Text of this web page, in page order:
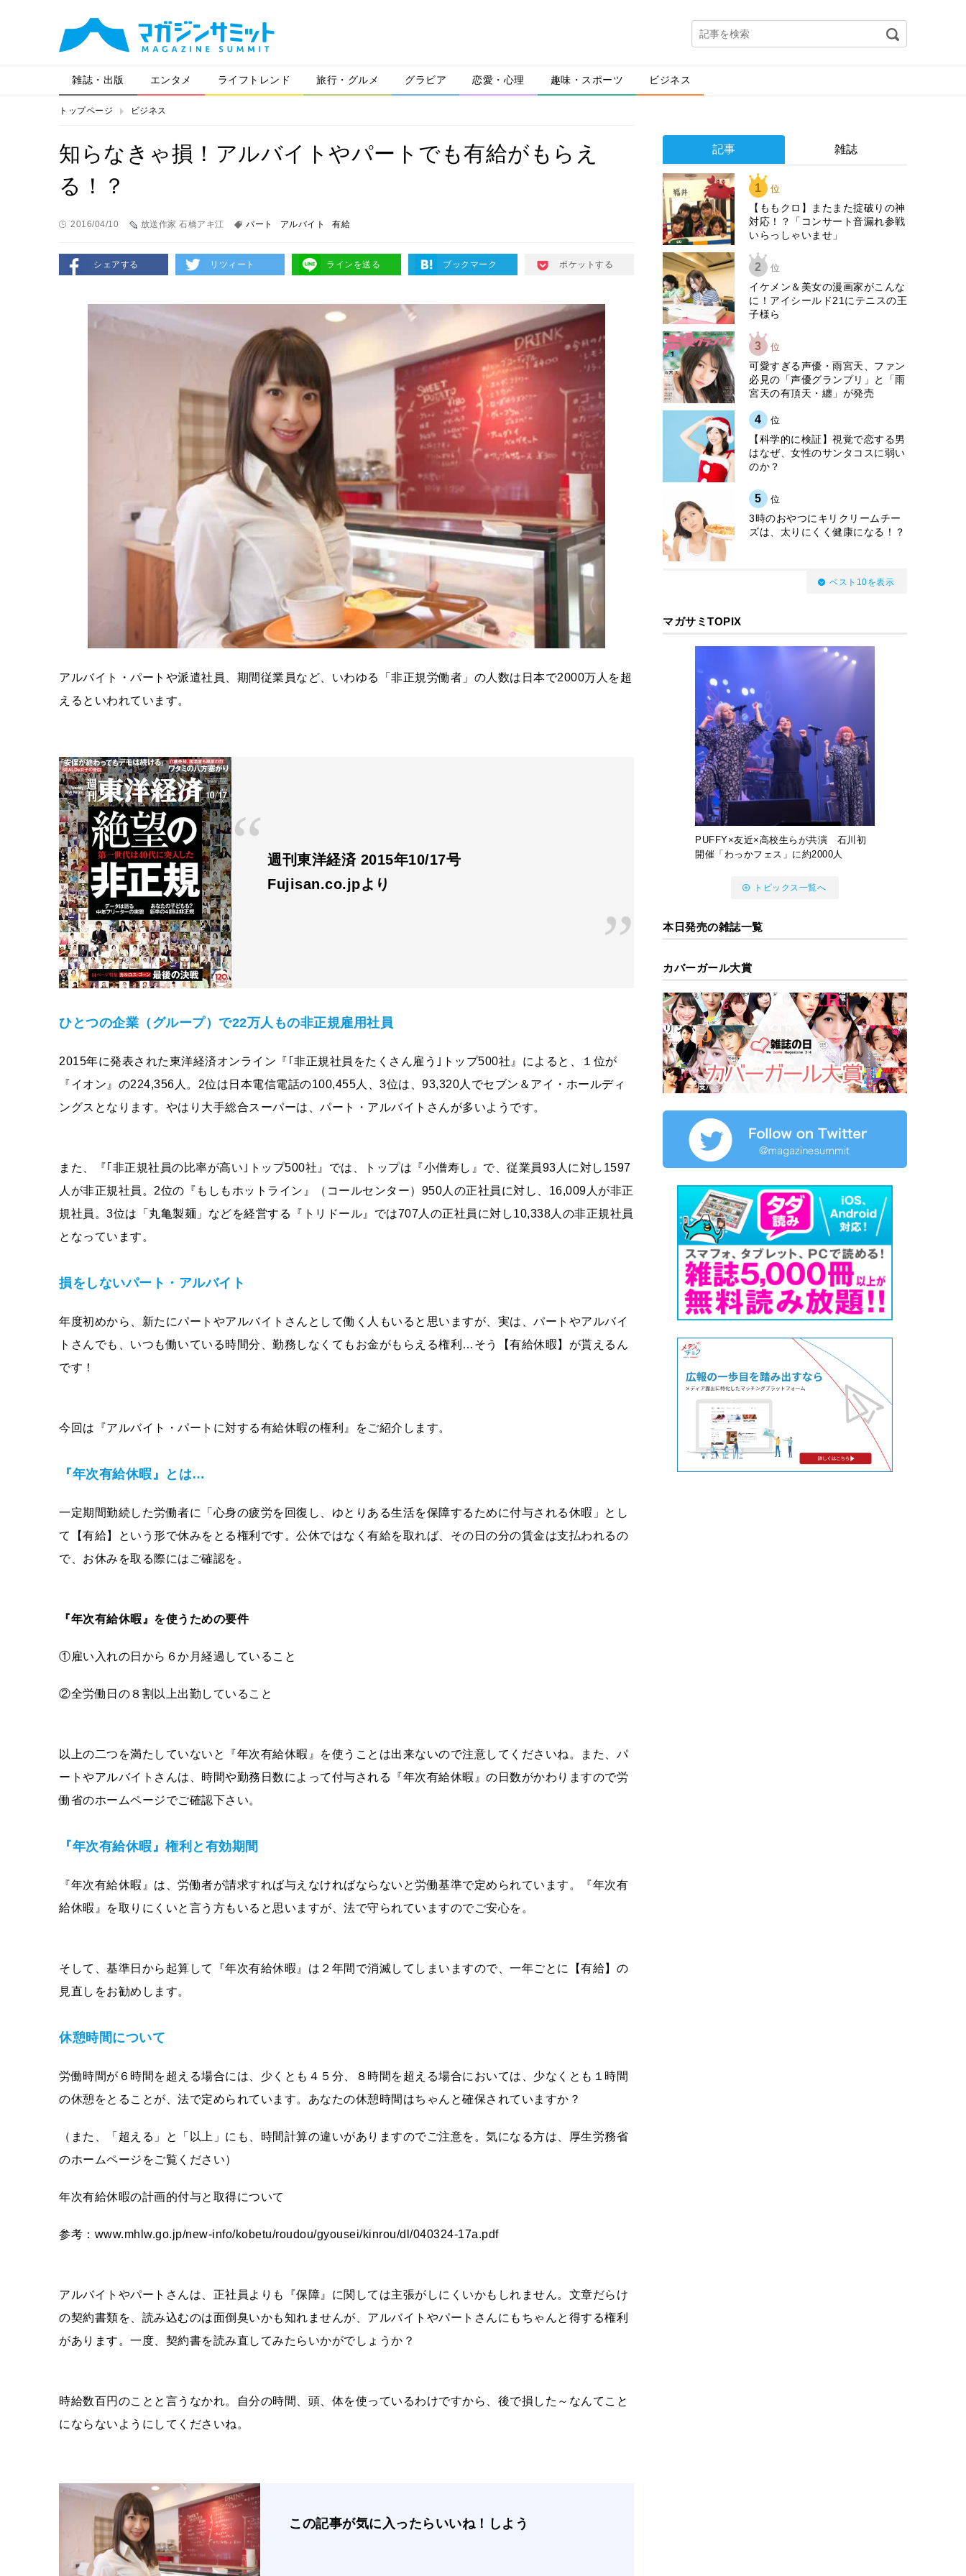
雑誌・出版 エンタメ ライフトレンド 旅行・グルメ グラビア 恋愛・心理 趣味・スポーツ ビジネス
トップページ ビジネス
知らなきゃ損！アルバイトやパートでも有給がもらえ
る！？
2016/04/10 放送作家 石橋アキ江 パート アルバイト 有給
シェアする リツィート ラインを送る ブックマーク ポケットする
アルバイト・パートや派遣社員、期間従業員など、いわゆる「非正規労働者」の人数は日本で2000万人を超
えるといわれています。
週刊東洋経済 2015年10/17号
Fujisan.co.jpより
ひとつの企業（グループ）で22万人もの非正規雇用社員
2015年に発表された東洋経済オンライン『｢非正規社員をたくさん雇う｣トップ500社』によると、１位が
『イオン』の224,356人。2位は日本電信電話の100,455人、3位は、93,320人でセブン＆アイ・ホールディ
ングスとなります。やはり大手総合スーパーは、パート・アルバイトさんが多いようです。
また、『｢非正規社員の比率が高い｣トップ500社』では、トップは『小僧寿し』で、従業員93人に対し1597
人が非正規社員。2位の『もしもホットライン』（コールセンター）950人の正社員に対し、16,009人が非正
規社員。3位は「丸亀製麺」などを経営する『トリドール』では707人の正社員に対し10,338人の非正規社員
となっています。
損をしないパート・アルバイト
年度初めから、新たにパートやアルバイトさんとして働く人もいると思いますが、実は、パートやアルバイ
トさんでも、いつも働いている時間分、勤務しなくてもお金がもらえる権利…そう【有給休暇】が貰えるん
です！
今回は『アルバイト・パートに対する有給休暇の権利』をご紹介します。
『年次有給休暇』とは…
一定期間勤続した労働者に「心身の疲労を回復し、ゆとりある生活を保障するために付与される休暇」とし
て【有給】という形で休みをとる権利です。公休ではなく有給を取れば、その日の分の賃金は支払われるの
で、お休みを取る際にはご確認を。
『年次有給休暇』を使うための要件
①雇い入れの日から６か月経過していること
②全労働日の８割以上出勤していること
以上の二つを満たしていないと『年次有給休暇』を使うことは出来ないので注意してくださいね。また、パ
ートやアルバイトさんは、時間や勤務日数によって付与される『年次有給休暇』の日数がかわりますので労
働省のホームページでご確認下さい。
『年次有給休暇』権利と有効期間
『年次有給休暇』は、労働者が請求すれば与えなければならないと労働基準で定められています。『年次有
給休暇』を取りにくいと言う方もいると思いますが、法で守られていますのでご安心を。
そして、基準日から起算して『年次有給休暇』は２年間で消滅してしまいますので、一年ごとに【有給】の
見直しをお勧めします。
休憩時間について
労働時間が６時間を超える場合には、少くとも４５分、８時間を超える場合においては、少なくとも１時間
の休憩をとることが、法で定められています。あなたの休憩時間はちゃんと確保されていますか？
（また、「超える」と「以上」にも、時間計算の違いがありますのでご注意を。気になる方は、厚生労務省
のホームページをご覧ください）
年次有給休暇の計画的付与と取得について
参考：www.mhlw.go.jp/new-info/kobetu/roudou/gyousei/kinrou/dl/040324-17a.pdf
アルバイトやパートさんは、正社員よりも『保障』に関しては主張がしにくいかもしれません。文章だらけ
の契約書類を、読み込むのは面倒臭いかも知れませんが、アルバイトやパートさんにもちゃんと得する権利
があります。一度、契約書を読み直してみたらいかがでしょうか？
時給数百円のことと言うなかれ。自分の時間、頭、体を使っているわけですから、後で損した～なんてこと
にならないようにしてくださいね。
この記事が気に入ったらいいね！しよう
記事 雑誌
1 位
【ももクロ】またまた掟破りの神
対応！？「コンサート音漏れ参戦
いらっしゃいませ」
2 位
イケメン＆美女の漫画家がこんな
に！アイシールド21にテニスの王
子様ら
3 位
可愛すぎる声優・雨宮天、ファン
必見の「声優グランプリ」と「雨
宮天の有頂天・纏」が発売
4 位
【科学的に検証】視覚で恋する男
はなぜ、女性のサンタコスに弱い
のか？
5 位
3時のおやつにキリクリームチー
ズは、太りにくく健康になる！？
ベスト10を表示
マガサミTOPIX
PUFFY×友近×高校生らが共演 石川初
開催「わっかフェス」に約2000人
トピックス一覧へ
本日発売の雑誌一覧
カバーガール大賞